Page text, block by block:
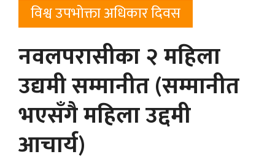
विश्व उपभोक्ता अधिकार दिवस
नवलपरासीका २ महिला
उद्यमी सम्मानीत (सम्मानीत
भएसँगै महिला उद्दमी
आचार्य)